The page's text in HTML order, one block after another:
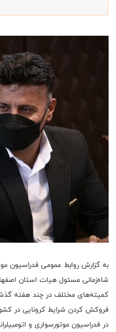
به گزارش روابط عمومی فدراسیون
شاه‌زمانی مسئول هیات استان
کمیته‌های مختلف در چند هفته
فروکش کردن شرایط کرونایی در
در فدراسیون موتورسواری و